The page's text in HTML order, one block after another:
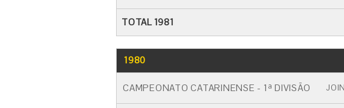
TOTAL 1981
1980
CAMPEONATO CATARINENSE - 1ª DIVISÃO